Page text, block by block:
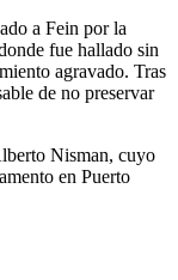
a Fein por la
fue hallado sin
agravado. Tras
de no preservar
Nisman, cuyo
en Puerto